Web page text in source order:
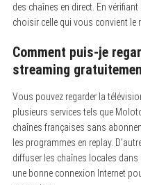
des chaînes en direct. En
choisir celle qui vous convient le
Comment puis-je
streaming
Vous pouvez regarder la
plusieurs services tels que
chaînes françaises sans
les programmes en replay.
diffuser les chaînes locales
une bonne connexion Internet